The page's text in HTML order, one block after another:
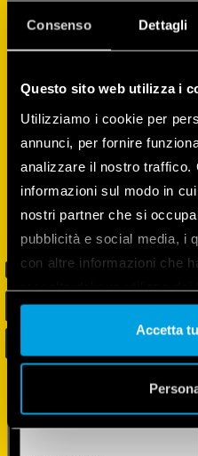
Consenso Dettagli
Questo sito web utilizza i
Utilizziamo i cookie per
annunci, per fornire
analizzare il nostro traffico.
informazioni sul modo in
nostri partner che si
pubblicità e social media, i
con altre informazioni che
nostri cookie se continua
Vai alla Cookie Policy
Accetta
alle apparaten
nog veel meer!